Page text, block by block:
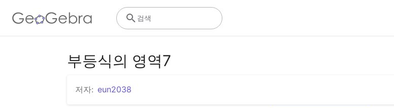
검색
부등식의 영역7
저자: eun2038